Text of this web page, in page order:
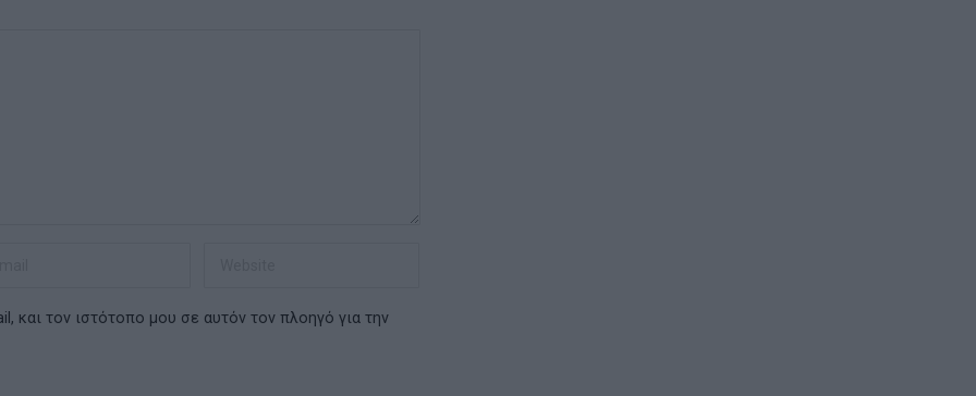
και τον ιστότοπο μου σε αυτόν τον πλοηγό για την